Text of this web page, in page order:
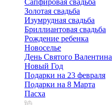
Сапфировая свадьба
Золотая свадьба
Изумрудная свадьба
Бриллиантовая свадьба
Рождение ребенка
Новоселье
День Святого Валентина
Новый Год
Подарки на 23 февраля
Подарки на 8 Марта
Пасха